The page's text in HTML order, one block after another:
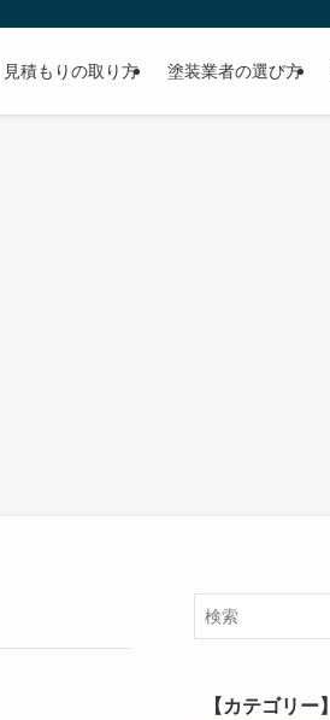
見積もりの取り方 塗装業者の選び方
【カテゴリー】